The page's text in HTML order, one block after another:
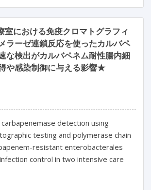
室における免疫クロマトグラフィ
ラーゼ連鎖反応を使ったカルバペ
な検出がカルバペネム耐性腸内細
や感染制御に与える影響★
detection using
testing and polymerase chain
resistant enterobacterales
control in two intensive care